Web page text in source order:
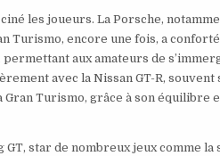
les joueurs. La Porsche,
Turismo, encore une fois, a
aux amateurs de
avec la Nissan GT-R, souvent
Gran Turismo, grâce à son
star de nombreux jeux comme